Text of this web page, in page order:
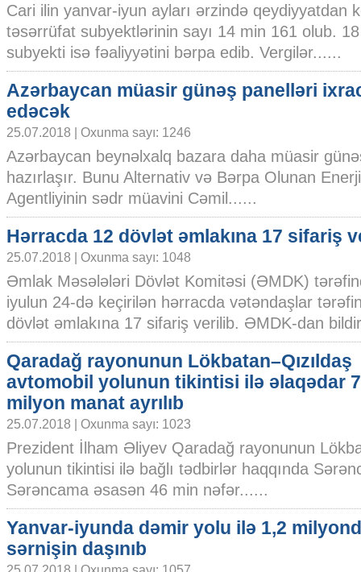
Cari ilin yanvar-iyun ayları ərzində qeydiyyatdan
təsərrüfat subyektlərinin sayı 14 min 161 olub.
subyekti isə fəaliyyətini bərpa edib. Vergilər......
Azərbaycan müasir günəş panelləri
edəcək
25.07.2018 | Oxunma sayı: 1246
Azərbaycan beynəlxalq bazara daha müasir
hazırlaşır. Bunu Alternativ və Bərpa Olunan
Agentliyinin sədr müavini Cəmil......
Hərracda 12 dövlət əmlakına 17 sifariş
25.07.2018 | Oxunma sayı: 1048
Əmlak Məsələləri Dövlət Komitəsi (ƏMDK)
iyulun 24-də keçirilən hərracda vətəndaşlar
dövlət əmlakına 17 sifariş verilib. ƏMDK-dan
Qaradağ rayonunun Lökbatan–Qızıldaş
avtomobil yolunun tikintisi ilə əlaqədar
milyon manat ayrılıb
25.07.2018 | Oxunma sayı: 1023
Prezident İlham Əliyev Qaradağ rayonunun
yolunun tikintisi ilə bağlı tədbirlər haqqında
Sərəncama əsasən 46 min nəfər......
Yanvar-iyunda dəmir yolu ilə 1,2
sərnişin daşınıb